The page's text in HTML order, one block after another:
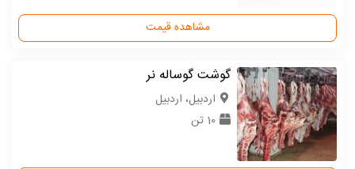
مشاهده قیمت
گوشت گوساله نر
اردبیل، اردبیل
10 تن